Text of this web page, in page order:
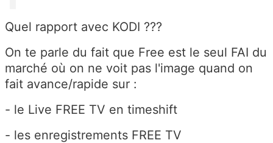
Quel rapport avec KODI ???
On te parle du fait que Free est le seul FAI du
marché où on ne voit pas l'image quand on
fait avance/rapide sur :
- le Live FREE TV en timeshift
- les enregistrements FREE TV